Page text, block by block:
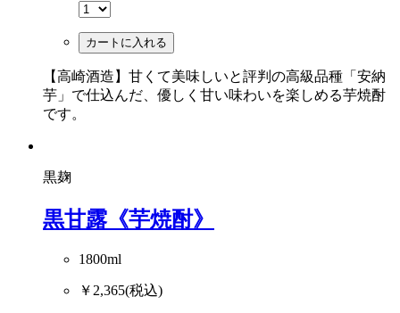
カートに入れる
【高崎酒造】甘くて美味しいと評判の高級品種「安納
芋」で仕込んだ、優しく甘い味わいを楽しめる芋焼酎
です。
黒麹
黒甘露《芋焼酎》
1800ml
￥2,365(税込)